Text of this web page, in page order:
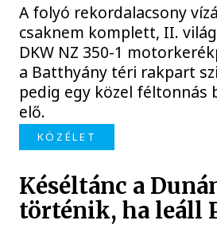
A folyó rekordalacsony
csaknem komplett, II.
DKW NZ 350-1
a Batthyány téri rakpart
pedig egy közel féltonnás
elő.
KÖZÉLET
Késéltánc a
történik, ha leáll